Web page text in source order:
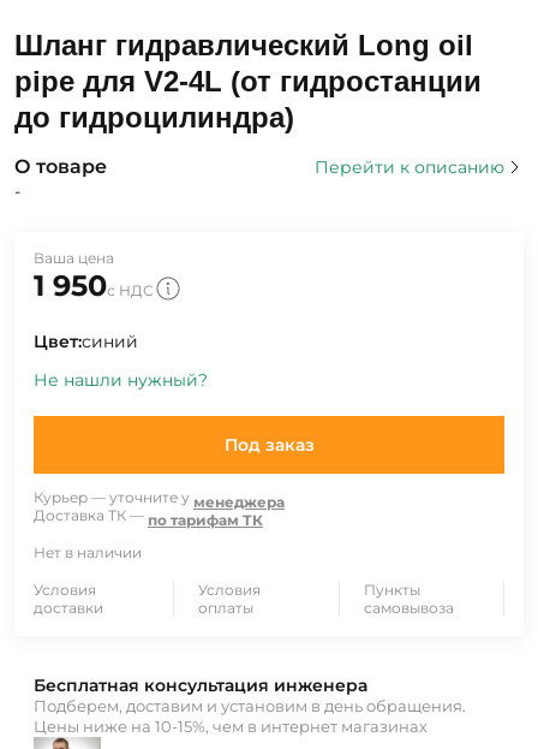
Шланг гидравлический Long oil
pipe для V2-4L (от гидростанции
до гидроцилиндра)
О товаре
Перейти к описанию
-
Ваша цена
1 950с НДС
Цвет:синий
Не нашли нужный?
Под заказ
Курьер — уточните у менеджера
Доставка ТК — по тарифам ТК
Нет в наличии
Условия
доставки
Условия
оплаты
Пункты
самовывоза
Бесплатная консультация инженера
Подберем, доставим и установим в день обращения.
Цены ниже на 10-15%, чем в интернет магазинах